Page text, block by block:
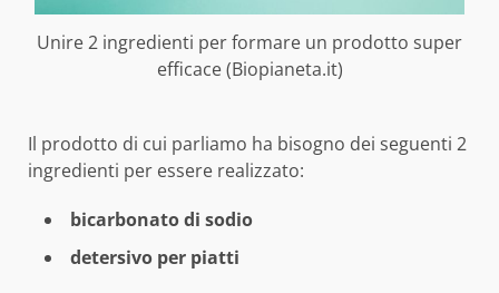
Unire 2 ingredienti per formare un prodotto super
efficace (Biopianeta.it)
Il prodotto di cui parliamo ha bisogno dei seguenti 2
ingredienti per essere realizzato:
bicarbonato di sodio
detersivo per piatti